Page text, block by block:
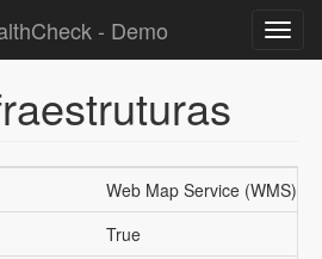
- Demo
Web Map Service (WMS)
True